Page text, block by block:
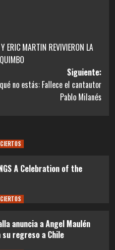
ERIC MARTIN REVIVIERON LA
Siguiente:
no estás: Fallece el cantautor
Pablo Milanés
A Celebration of the
anuncia a Angel Maulén
regreso a Chile